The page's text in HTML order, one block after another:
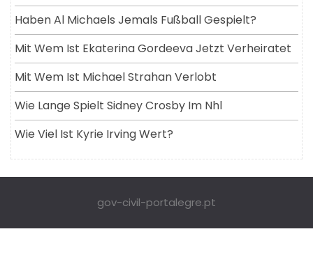
Haben Al Michaels Jemals Fußball Gespielt?
Mit Wem Ist Ekaterina Gordeeva Jetzt Verheiratet
Mit Wem Ist Michael Strahan Verlobt
Wie Lange Spielt Sidney Crosby Im Nhl
Wie Viel Ist Kyrie Irving Wert?
gov-civil-portalegre.pt